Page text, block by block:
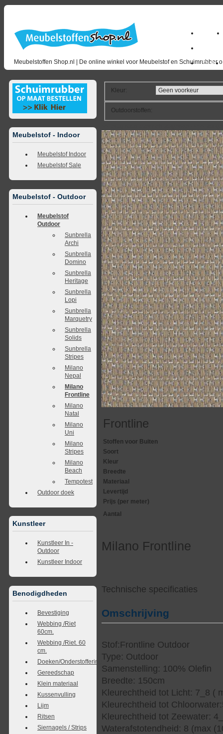
Meubelstoffen Shop.nl | De online winkel voor Meubelstof en Schuimrubber
Home
Outlet
Meubelstof - Indoor
Meubelstof Indoor
Meubelstof Sale
Meubelstof - Outdoor
Meubelstof
Outdoor
Sunbrella
Archi
Sunbrella
Domino
Sunbrella
Heritage
Sunbrella
Lopi
Sunbrella
Marquetry
Sunbrella
Solids
Sunbrella
Stripes
Milano
Nepal
Milano
Frontline
Milano
Natal
Milano
Uni
Milano
Stripes
Milano
Beach
Tempotest
Outdoor doek
Kunstleer
Kunstleer In -
Outdoor
Kunstleer Indoor
Benodigdheden
Bevestiging
Webbing /Riet
60cm.
Webbing /Riet. 60
cm.
Doeken/Onderstoffering
Gereedschap
Klein materiaal
Kussenvulling
Lijm
Ritsen
Siernagels / Strips
Kleur:
Outdoorstoffen:
Frontline
Stoffen voor Buiten
Soort
Kleur
Breedte
Materiaal
Levertijd
Prijs (per meter)
Aantal
Milano Frontline
Technische specificaties
Omschrijving
Stof:Frontline Outdoor
Type: Outdoor
Samenstelling: 100% Olefin
Breedte: 150cm
Kleurechtheid tot Licht: 7_8 (
Kleurechtheid tot
Kleurechtheid tot Zeewater:
Waterafstotendheid: 8 (max